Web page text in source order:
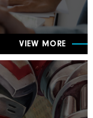
VIEW MORE